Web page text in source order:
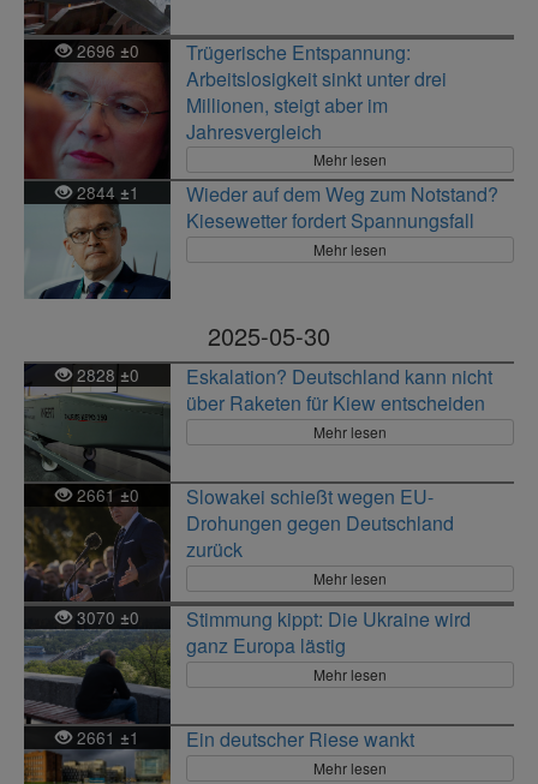
2696 ±0
Trügerische Entspannung:
Arbeitslosigkeit sinkt unter drei
Millionen, steigt aber im
Jahresvergleich
Mehr lesen
2844 ±1
Wieder auf dem Weg zum Notstand?
Kiesewetter fordert Spannungsfall
Mehr lesen
2025-05-30
2828 ±0
Eskalation? Deutschland kann nicht
über Raketen für Kiew entscheiden
Mehr lesen
2661±0
Slowakei schießt wegen EU-
Drohungen gegen Deutschland
zurück
Mehr lesen
3070 ±0
Stimmung kippt: Die Ukraine wird
ganz Europa lästig
Mehr lesen
2661 ±1 Ein deutscher Riese wankt
Mehr lesen